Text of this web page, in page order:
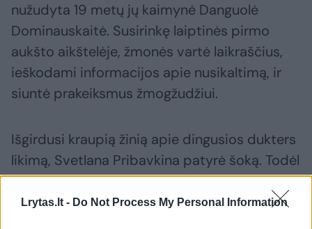
Lrytas.lt - Do Not Process My Personal Information
nužudyta 19 metų jų kaimynė Danguolė
Dominauskaitė. Susirinkę laiptinės pirmo
aukšto aikštelėje, žmonės vartė laikraščius,
ieškodami informacijos apie nusikaltimą, ir
siuntė prakeiksmus žmogžudžiui.
Išgirdusi kraupią žinią apie dingusios dukters
likimą, Svetlana Pribavkina patyrė šoką. Todėl
atpažinti merginos galvos į morgą vėlų vakarą
vyko jos pirmasis vyras, kuris buvo